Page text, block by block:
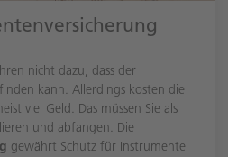
nicht dazu, dass der
kann. Allerdings kosten die
viel Geld. Das müssen Sie als
und abfangen. Die
gewährt Schutz für Instrumente